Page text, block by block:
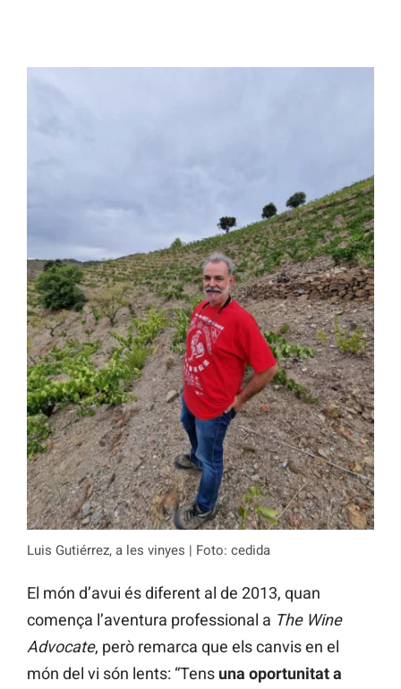
Luis Gutiérrez, a les vinyes | Foto: cedida
El món d’avui és diferent al de 2013, quan
comença l’aventura professional a The Wine
Advocate, però remarca que els canvis en el
món del vi són lents: “Tens una oportunitat a